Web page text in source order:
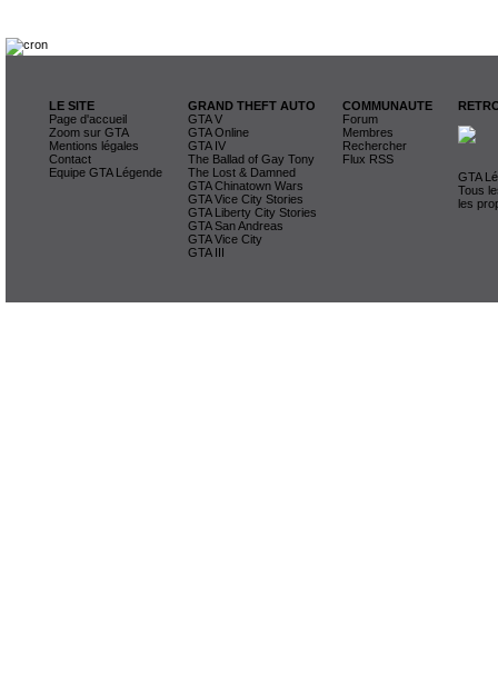
LE SITE
Page d'accueil
Zoom sur GTA
Mentions légales
Contact
Equipe GTA Légende
GRAND THEFT AUTO
GTA V
GTA Online
GTA IV
The Ballad of Gay Tony
The Lost & Damned
GTA Chinatown Wars
GTA Vice City Stories
GTA Liberty City Stories
GTA San Andreas
GTA Vice City
GTA III
COMMUNAUTE
Forum
Membres
Rechercher
Flux RSS
GTA
Tous
les